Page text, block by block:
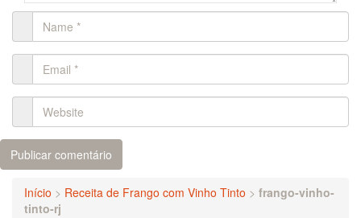
Início > Receita de Frango com Vinho Tinto > frango-vinho-
tinto-rj